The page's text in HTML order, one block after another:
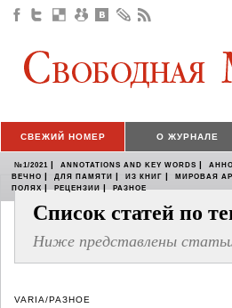
СВЕЖИЙ НОМЕР О ЖУРНАЛЕ
№1/2021 | ANNOTATIONS AND KEY WORDS |
ВЕЧНО | ДЛЯ ПАМЯТИ | ИЗ КНИГ | МИРОВАЯ
ПОЛЯХ | РЕЦЕНЗИИ | РАЗНОЕ
Список статей по
Ниже представлены
VARIA/РАЗНОЕ